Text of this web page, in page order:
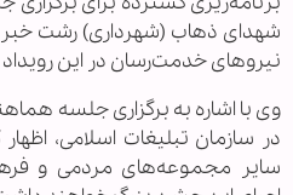
شهدای ذهاب (شهرداری) رشت
نیروهای خدمت‌رسان در این رویداد
در سازمان تبلیغات اسلامی،
سایر مجموعه‌های مردمی و